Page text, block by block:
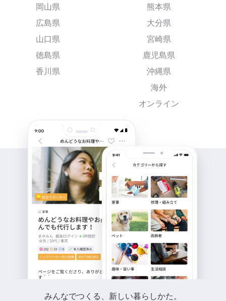
岡山県
広島県
山口県
徳島県
香川県
熊本県
大分県
宮崎県
鹿児島県
沖縄県
海外
オンライン
みんなでつくる、新しい暮らしかた。